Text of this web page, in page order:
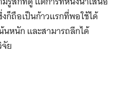
ก็ถือเป็นก้าวแรกที่พอใช้ได้
นหนัก และสามารถลึกได้
ย